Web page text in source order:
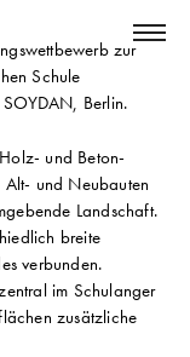
zur
Schule
SOYDAN, Berlin.
und Beton-
Alt- und Neubauten
Landschaft.
breite
verbunden.
im Schulanger
zusätzliche